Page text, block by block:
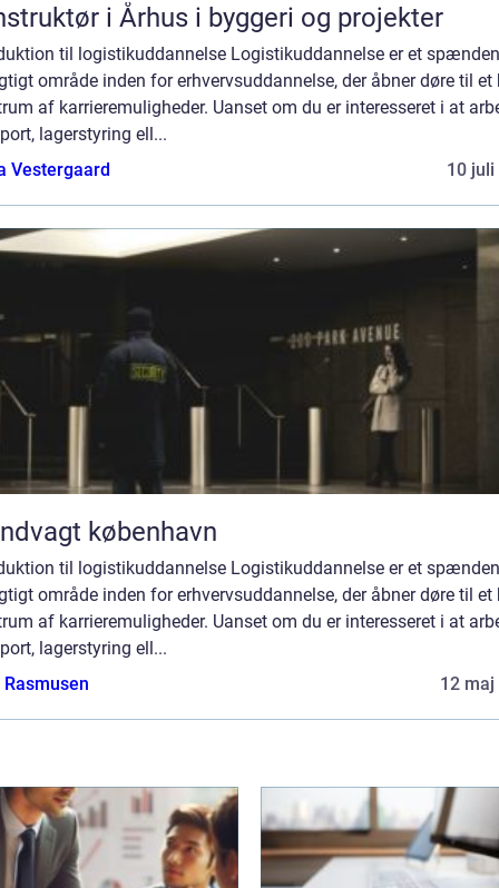
i Århus i byggeri og projekter
til logistikuddannelse Logistikuddannelse er et
område inden for erhvervsuddannelse, der åbner døre til et
af karrieremuligheder. Uanset om du er interesseret i at
lagerstyring ell...
Vestergaard
10 juli
københavn
til logistikuddannelse Logistikuddannelse er et
område inden for erhvervsuddannelse, der åbner døre til et
af karrieremuligheder. Uanset om du er interesseret i at
lagerstyring ell...
12 maj